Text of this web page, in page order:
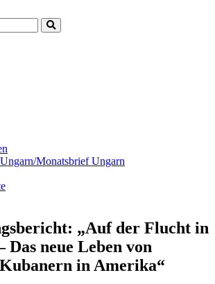
Monatsbrief Ungarn
„Auf der Flucht in
Das neue Leben von
in Amerika“